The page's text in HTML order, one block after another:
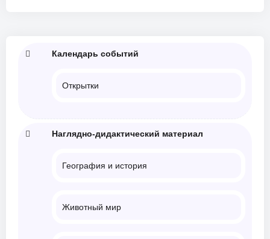
Календарь событий
Открытки
Наглядно-дидактический материал
География и история
Животный мир